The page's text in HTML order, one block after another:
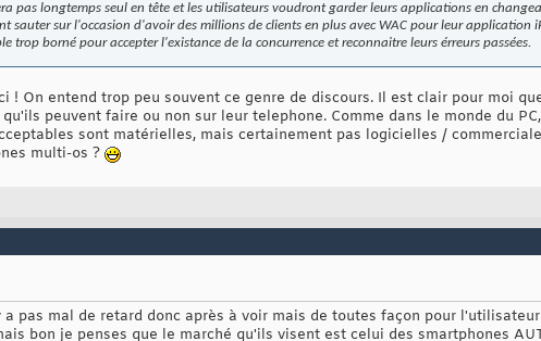
pas longtemps seul en tête et les utilisateurs voudront garder leurs applications en
sauter sur l'occasion d'avoir des millions de clients en plus avec WAC pour leur application
trop borné pour accepter l'existance de la concurrence et reconnaitre leurs érreurs passées.
! On entend trop peu souvent ce genre de discours. Il est clair pour moi
peuvent faire ou non sur leur telephone. Comme dans le monde du
sont matérielles, mais certainement pas logicielles /
multi-os ?
a pas mal de retard donc après à voir mais de toutes façon pour
bon je penses que le marché qu'ils visent est celui des smartphones